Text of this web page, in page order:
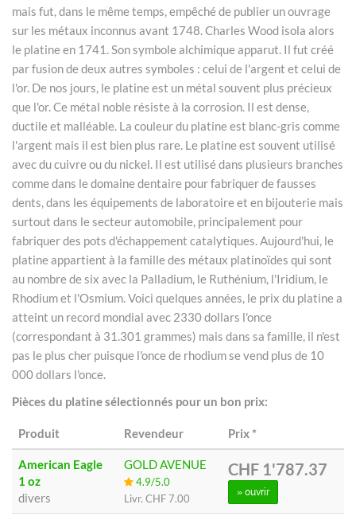
mais fut, dans le même temps, empêché de publier un ouvrage
sur les métaux inconnus avant 1748. Charles Wood isola alors
le platine en 1741. Son symbole alchimique apparut. Il fut créé
par fusion de deux autres symboles : celui de l'argent et celui de
l'or. De nos jours, le platine est un métal souvent plus précieux
que l'or. Ce métal noble résiste à la corrosion. Il est dense,
ductile et malléable. La couleur du platine est blanc-gris comme
l'argent mais il est bien plus rare. Le platine est souvent utilisé
avec du cuivre ou du nickel. Il est utilisé dans plusieurs branches
comme dans le domaine dentaire pour fabriquer de fausses
dents, dans les équipements de laboratoire et en bijouterie mais
surtout dans le secteur automobile, principalement pour
fabriquer des pots d'échappement catalytiques. Aujourd'hui, le
platine appartient à la famille des métaux platinoïdes qui sont
au nombre de six avec la Palladium, le Ruthénium, l'Iridium, le
Rhodium et l'Osmium. Voici quelques années, le prix du platine a
atteint un record mondial avec 2330 dollars l'once
(correspondant à 31.301 grammes) mais dans sa famille, il n'est
pas le plus cher puisque l'once de rhodium se vend plus de 10
000 dollars l'once.
Pièces du platine sélectionnés pour un bon prix:
Produit Revendeur Prix*
American Eagle
1 oz
divers
GOLD AVENUE
4.9/5.0
Livr. CHF 7.00
CHF 1'787.37
» ouvrir